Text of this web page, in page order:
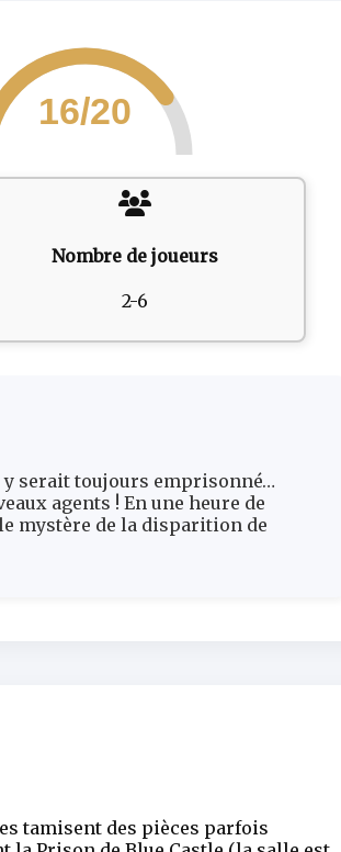
16/20
Nombre de joueurs
2-6
y serait toujours emprisonné…
agents ! En une heure de
mystère de la disparition de
tamisent des pièces parfois